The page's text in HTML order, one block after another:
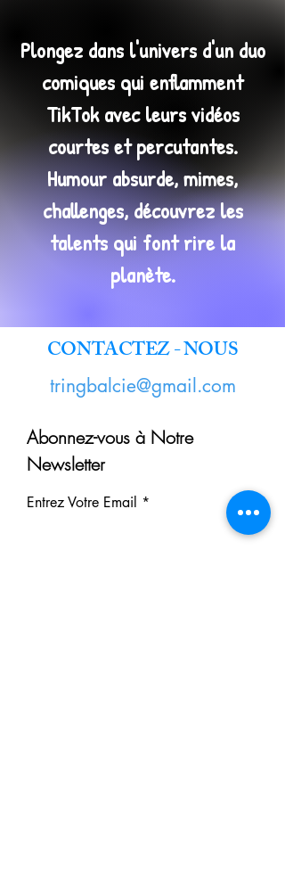
Plongez dans l'univers d'un duo
comiques qui enflamment
TikTok avec leurs vidéos
courtes et percutantes.
Humour absurde, mimes,
challenges, découvrez les
talents qui font rire la
planète.
CONTACTEZ - NOUS
tringbalcie@gmail.com
Abonnez-vous à Notre
Newsletter
Entrez Votre Email